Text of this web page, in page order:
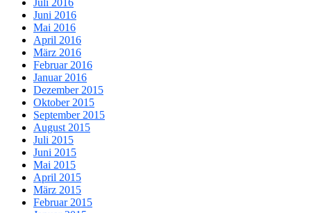
Juni 2016
Mai 2016
April 2016
März 2016
Februar 2016
Januar 2016
Dezember 2015
Oktober 2015
September 2015
August 2015
Juli 2015
Juni 2015
Mai 2015
April 2015
März 2015
Februar 2015